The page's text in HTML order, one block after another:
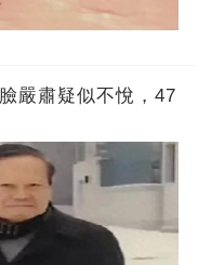
嚴肅疑似不悅，47